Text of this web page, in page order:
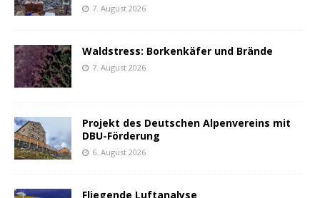
7. August 2026
Waldstress: Borkenkäfer und Brände
7. August 2026
Projekt des Deutschen Alpenvereins mit
DBU-Förderung
6. August 2026
Fliegende Luftanalyse